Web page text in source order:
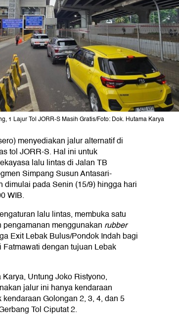
1 Lajur Tol JORR-S Masih Gratis/Foto: Dok. Hutama Karya
menyediakan jalur alternatif di
tol JORR-S. Hal ini untuk
lalu lintas di Jalan TB
Simpang Susun Antasari-
pada Senin (15/9) hingga hari
WIB.
lalu lintas, membuka satu
menggunakan rubber
Exit Lebak Bulus/Pondok Indah bagi
dengan tujuan Lebak
Untung Joko Ristyono,
jalur ini hanya kendaraan
Golongan 2, 3, 4, dan 5
Tol Ciputat 2.